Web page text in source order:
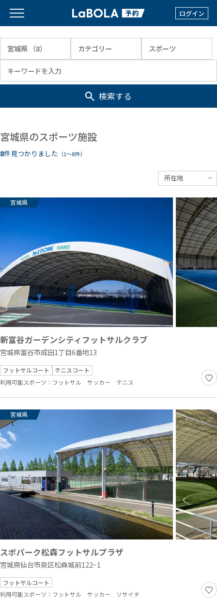
ログイン
検索する
宮城県のスポーツ施設
8件見つかりました （1〜8件）
宮城県
新富谷ガーデンシティフットサルクラブ
宮城県富谷市成田1丁目6番地13
フットサルコート
テニスコート
利用可能スポーツ： フットサル サッカー テニス
宮城県
スポパーク松森フットサルプラザ
宮城県仙台市泉区松森城前122−1
フットサルコート
利用可能スポーツ： フットサル サッカー ソサイチ